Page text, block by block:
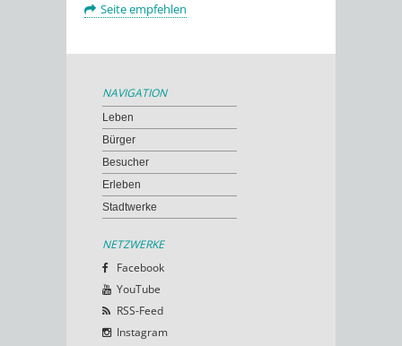
Seite empfehlen
NAVIGATION
Leben
Bürger
Besucher
Erleben
Stadtwerke
NETZWERKE
Facebook
YouTube
RSS-Feed
Instagram